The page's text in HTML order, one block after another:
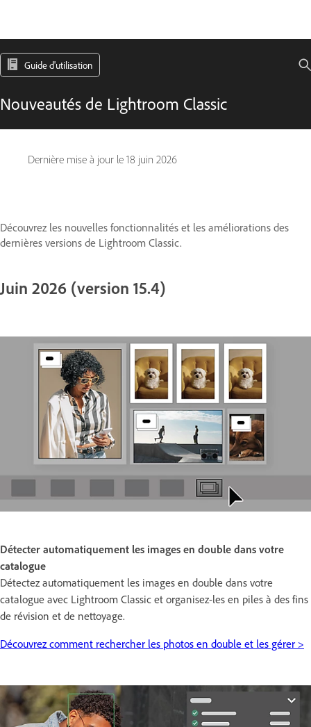
Guide d'utilisation
Nouveautés de Lightroom Classic
Dernière mise à jour le 18 juin 2026
Découvrez les nouvelles fonctionnalités et les améliorations des
dernières versions de Lightroom Classic.
Juin 2026 (version 15.4)
Détecter automatiquement les images en double dans votre
catalogue
Détectez automatiquement les images en double dans votre
catalogue avec Lightroom Classic et organisez-les en piles à des fins
de révision et de nettoyage.
Découvrez comment rechercher les photos en double et les gérer >